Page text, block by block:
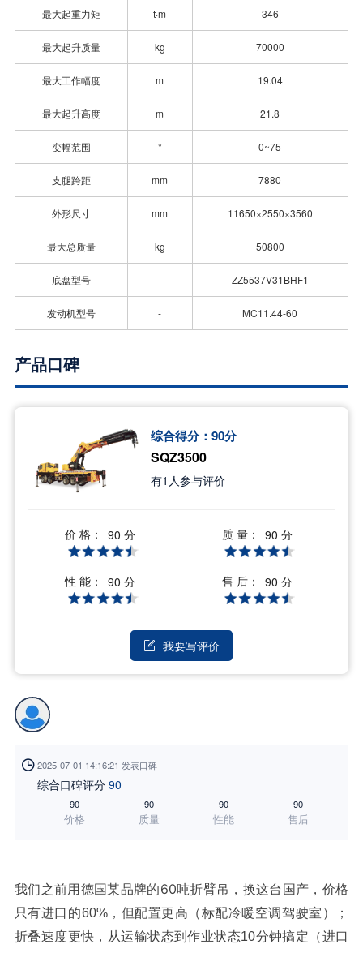
最大起重力矩 t·m 346
最大起升质量 kg 70000
最大工作幅度 m 19.04
最大起升高度 m 21.8
变幅范围 ° 0~75
支腿跨距 mm 7880
外形尺寸 mm 11650×2550×3560
最大总质量 kg 50800
底盘型号 - ZZ5537V31BHF1
发动机型号 - MC11.44-60
产品口碑
综合得分： 90分
SQZ3500
有1 人参与评价
价 格： 90 分 质 量： 90 分
性 能： 90 分 售 后： 90 分
 我要写评价
 2025-07-01 14:16:21 发表口碑
综合口碑评分 90
90
价格
90
质量
90
性能
90
售后
我们之前用德国某品牌的60吨折臂吊，换这台国产， 价格
只有进口的60%，但配置更高（标配冷暖空调驾驶室）；
折叠速度更快，从运输状态到作业状态10分钟搞定（进口